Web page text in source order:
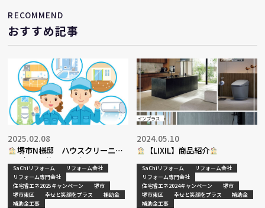
RECOMMEND
おすすめ記事
堺市N様邸 ハウスクリーニン
グ・把手交換工事決定
2025.02.08
SaChiリフォーム
リフォーム会社
リフォーム専門会社
住宅省エネ2025キャンペーン
堺市
堺市東区
幸せと笑顔をプラス
補助金
補助金工事
【LIXIL】商品紹介
2024.05.10
SaChiリフォーム
リフォーム会社
リフォーム専門会社
住宅省エネ2024キャンペーン
堺市
堺市東区
幸せと笑顔をプラス
補助金
補助金工事